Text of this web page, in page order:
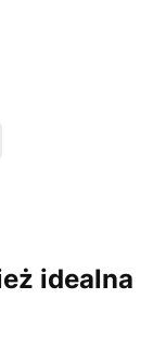
do ostatniej
idealna